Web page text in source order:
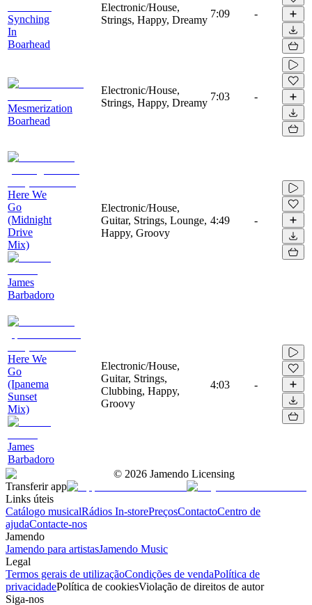
Synching
In
Boarhead
Electronic/House,
Strings, Happy, Dreamy
7:09 -
Mesmerization
Boarhead
Electronic/House,
Strings, Happy, Dreamy
7:03 -
Here We
Go
(Midnight
Drive
Mix)
James
Barbadoro
Electronic/House,
Guitar, Strings, Lounge,
Happy, Groovy
4:49 -
Here We
Go
(Ipanema
Sunset
Mix)
James
Barbadoro
Electronic/House,
Guitar, Strings,
Clubbing, Happy,
Groovy
4:03 -
© 2026 Jamendo Licensing
Transferir app
Links úteis
Catálogo musicalRádios In-storePreçosContactoCentro de
ajudaContacte-nos
Jamendo
Jamendo para artistasJamendo Music
Legal
Termos gerais de utilizaçãoCondições de vendaPolítica de
privacidadePolítica de cookiesViolação de direitos de autor
Siga-nos